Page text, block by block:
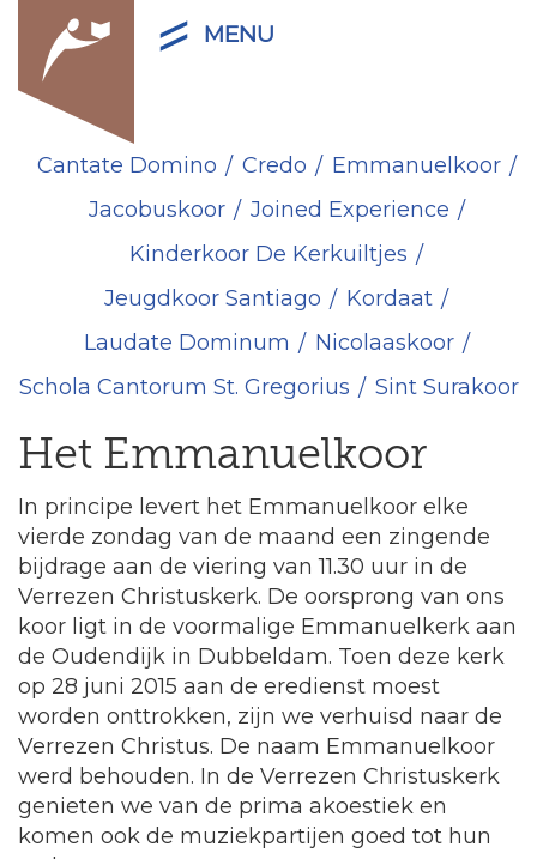
MENU
Cantate Domino Credo
Emmanuelkoor
Jacobuskoor
Joined Experience
Kinderkoor De Kerkuiltjes
Jeugdkoor Santiago
Kordaat
Laudate Dominum
Nicolaaskoor
Schola Cantorum St. Gregorius
Sint Surakoor
Het Emmanuelkoor
In principe levert het Emmanuelkoor elke
vierde zondag van de maand een zingende
bijdrage aan de viering van 11.30 uur in de
Verrezen Christuskerk. De oorsprong van ons
koor ligt in de voormalige Emmanuelkerk aan
de Oudendijk in Dubbeldam. Toen deze kerk
op 28 juni 2015 aan de eredienst moest
worden onttrokken, zijn we verhuisd naar de
Verrezen Christus. De naam Emmanuelkoor
werd behouden. In de Verrezen Christuskerk
genieten we van de prima akoestiek en
komen ook de muziekpartijen goed tot hun